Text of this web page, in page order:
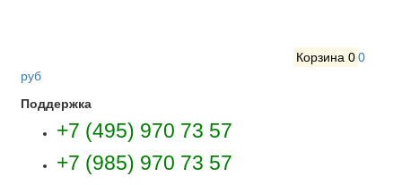
Корзина 00
руб
Поддержка
+7 (495) 970 73 57
+7 (985) 970 73 57